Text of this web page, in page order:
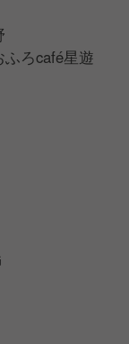
ふろcafé星遊